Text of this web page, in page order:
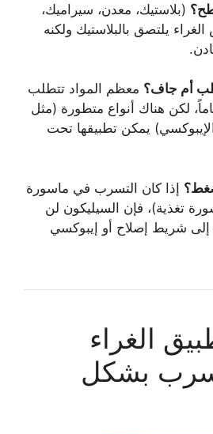
(بلاستيك، معدن، سيراميك،
يلتصق بالبلاستيك ولكنه
أم جاف؟ معظم المواد تتطلب
لكن هناك أنواع متطورة (مثل
يمكن تطبيقها تحت
إذا كان التسرب في ماسورة
تغذية)، فإن السيليكون لن
إلى شريط إصلاح أو إيبوكسي
الغراء
بشكل